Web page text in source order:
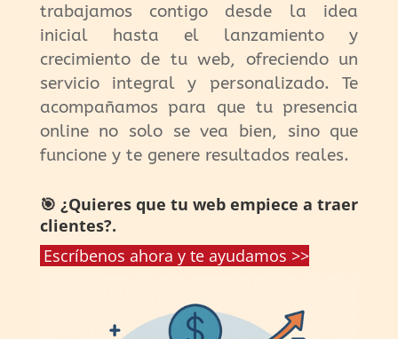
trabajamos contigo desde la idea
inicial hasta el lanzamiento y
crecimiento de tu web, ofreciendo un
servicio integral y personalizado. Te
acompañamos para que tu presencia
online no solo se vea bien, sino que
funcione y te genere resultados reales.
🎯 ¿Quieres que tu web empiece a traer
clientes?.
Escríbenos ahora y te ayudamos >>